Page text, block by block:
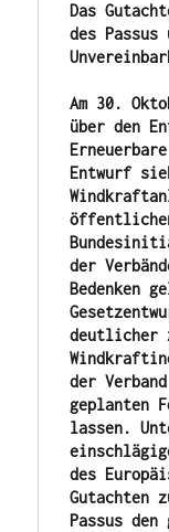
Das
des Passus
Am 30.
über den
Entwurf
der
Bedenken
deutlicher
der
geplanten
lassen.
des
Gutachten
Passus